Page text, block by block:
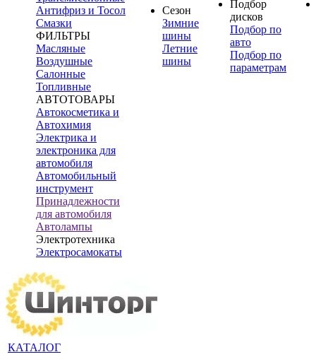
Антифриз и Тосол
Смазки
ФИЛЬТРЫ
Масляные
Воздушные
Салонные
Топливные
АВТОТОВАРЫ
Автокосметика и
Автохимия
Электрика и
электроника для
автомобиля
Автомобильный
инструмент
Принадлежности
для автомобиля
Автолампы
Электротехника
Электросамокаты
Сезон
Зимние
шины
Летние
шины
Подбор
дисков
Подбор по
авто
Подбор по
параметрам
КАТАЛОГ